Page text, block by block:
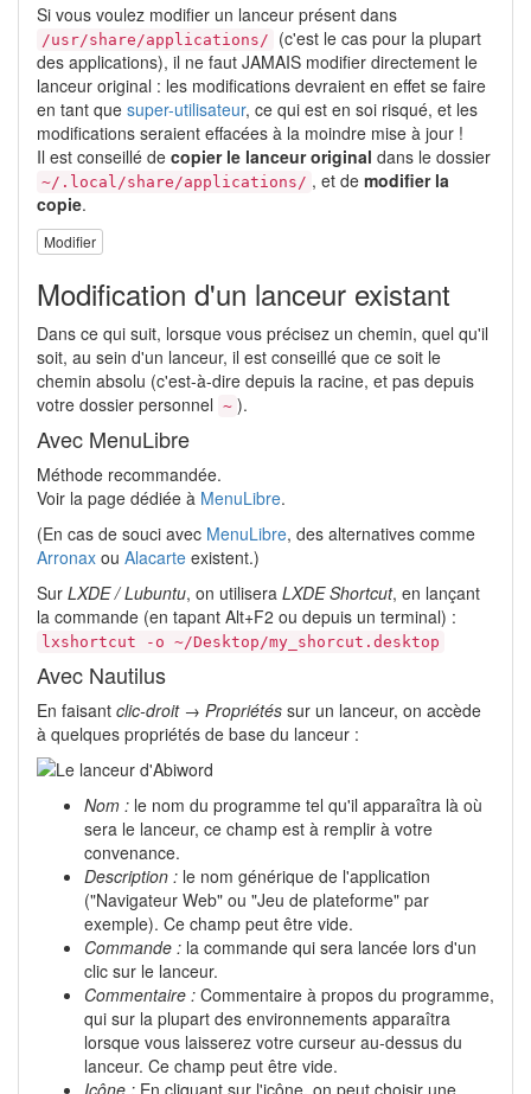
Si vous voulez modifier un lanceur présent dans
/usr/share/applications/
(c'est le cas pour la plupart
des applications), il ne faut JAMAIS modifier directement le
lanceur original : les modifications devraient en effet se faire
en tant que super-utilisateur, ce qui est en soi risqué, et les
modifications seraient effacées à la moindre mise à jour !
Il est conseillé de copier le lanceur original dans le dossier
~/.local/share/applications/ , et de modifier la
copie.
Modifier
Modification d'un lanceur existant
Dans ce qui suit, lorsque vous précisez un chemin, quel qu'il
soit, au sein d'un lanceur, il est conseillé que ce soit le
chemin absolu (c'est-à-dire depuis la racine, et pas depuis
votre dossier personnel ~ ).
Avec MenuLibre
Méthode recommandée.
Voir la page dédiée à MenuLibre.
(En cas de souci avec MenuLibre, des alternatives comme
Arronax ou Alacarte existent.)
Sur LXDE / Lubuntu, on utilisera LXDE Shortcut, en lançant
la commande (en tapant Alt+F2 ou depuis un terminal) :
lxshortcut -o ~/Desktop/my_shorcut.desktop
Avec Nautilus
En faisant clic-droit → Propriétés sur un lanceur, on accède
à quelques propriétés de base du lanceur :
Nom : le nom du programme tel qu'il apparaîtra là où
sera le lanceur, ce champ est à remplir à votre
convenance.
Description : le nom générique de l'application
("Navigateur Web" ou "Jeu de plateforme" par
exemple). Ce champ peut être vide.
Commande : la commande qui sera lancée lors d'un
clic sur le lanceur.
Commentaire : Commentaire à propos du programme,
qui sur la plupart des environnements apparaîtra
lorsque vous laisserez votre curseur au-dessus du
lanceur. Ce champ peut être vide.